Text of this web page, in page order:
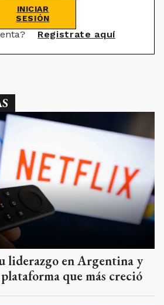
INICIAR
SESIÓN
Registrate aquí
liderazgo en Argentina y
que más creció